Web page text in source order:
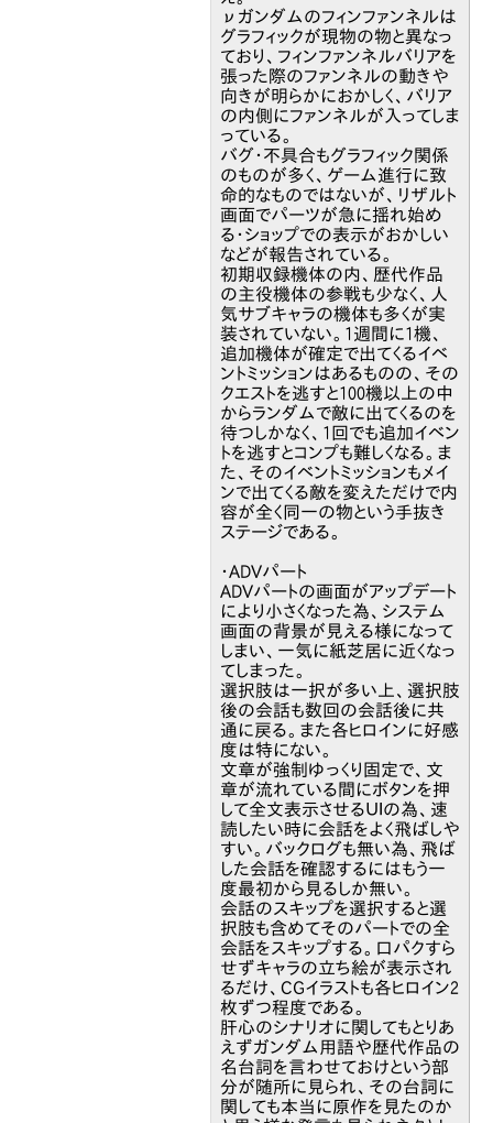
νガンダムのフィンファンネルは
グラフィックが現物の物と異なっ
ており、フィンファンネルバリアを
張った際のファンネルの動きや
向きが明らかにおかしく、バリア
の内側にファンネルが入ってしま
っている。
バグ・不具合もグラフィック関係
のものが多く、ゲーム進行に致
命的なものではないが、リザルト
画面でパーツが急に揺れ始め
る・ショップでの表示がおかしい
などが報告されている。
初期収録機体の内、歴代作品
の主役機体の参戦も少なく、人
気サブキャラの機体も多くが実
装されていない。1週間に1機、
追加機体が確定で出てくるイベ
ントミッションはあるものの、その
クエストを逃すと100機以上の中
からランダムで敵に出てくるのを
待つしかなく、1回でも追加イベン
トを逃すとコンプも難しくなる。ま
た、そのイベントミッションもメイ
ンで出てくる敵を変えただけで内
容が全く同一の物という手抜き
ステージである。
・ADVパート
ADVパートの画面がアップデート
により小さくなった為、システム
画面の背景が見える様になって
しまい、一気に紙芝居に近くなっ
てしまった。
選択肢は一択が多い上、選択肢
後の会話も数回の会話後に共
通に戻る。また各ヒロインに好感
度は特にない。
文章が強制ゆっくり固定で、文
章が流れている間にボタンを押
して全文表示させるＵＩの為、速
読したい時に会話をよく飛ばしや
すい。バックログも無い為、飛ば
した会話を確認するにはもう一
度最初から見るしか無い。
会話のスキップを選択すると選
択肢も含めてそのパートでの全
会話をスキップする。口パクすら
せずキャラの立ち絵が表示され
るだけ、CGイラストも各ヒロイン2
枚ずつ程度である。
肝心のシナリオに関してもとりあ
えずガンダム用語や歴代作品の
名台詞を言わせておけという部
分が随所に見られ、その台詞に
関しても本当に原作を見たのか